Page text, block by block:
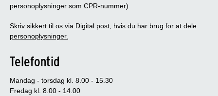
personoplysninger som CPR-nummer)
Skriv sikkert til os via Digital post, hvis du har brug for at dele
personoplysninger.
Telefontid
Mandag - torsdag kl. 8.00 - 15.30
Fredag kl. 8.00 - 14.00